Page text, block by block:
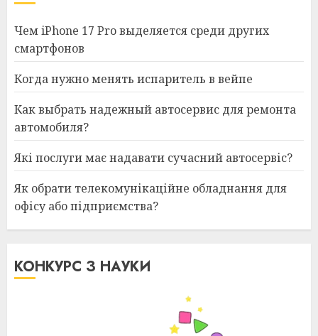
Чем iPhone 17 Pro выделяется среди других
смартфонов
Когда нужно менять испаритель в вейпе
Как выбрать надежный автосервис для ремонта
автомобиля?
Які послуги має надавати сучасний автосервіс?
Як обрати телекомунікаційне обладнання для
офісу або підприємства?
КОНКУРС З НАУКИ